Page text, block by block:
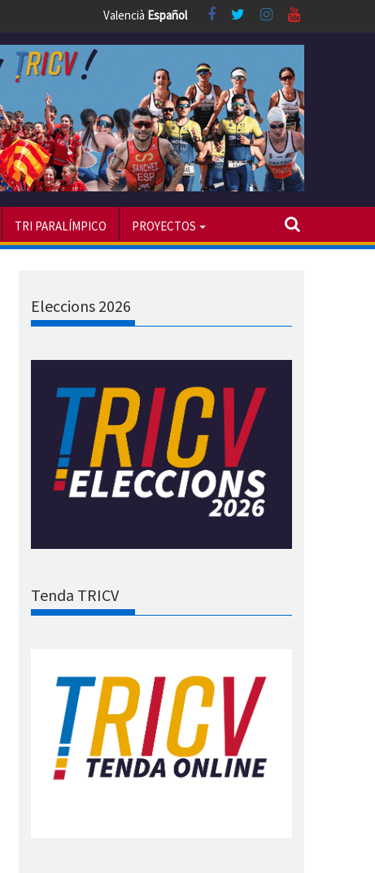
Valencià Español
TRI PARALÍMPICO PROYECTOS
Eleccions 2026
Tenda TRICV